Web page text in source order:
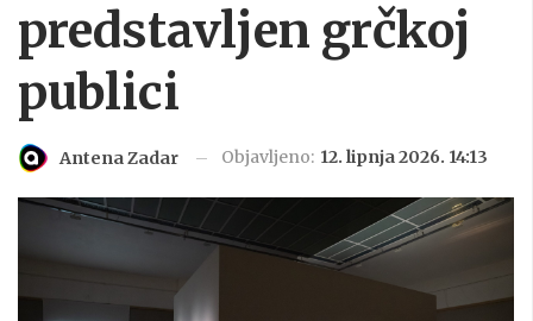
predstavljen grčkoj
publici
Antena Zadar Objavljeno: 12. lipnja 2026. 14:13